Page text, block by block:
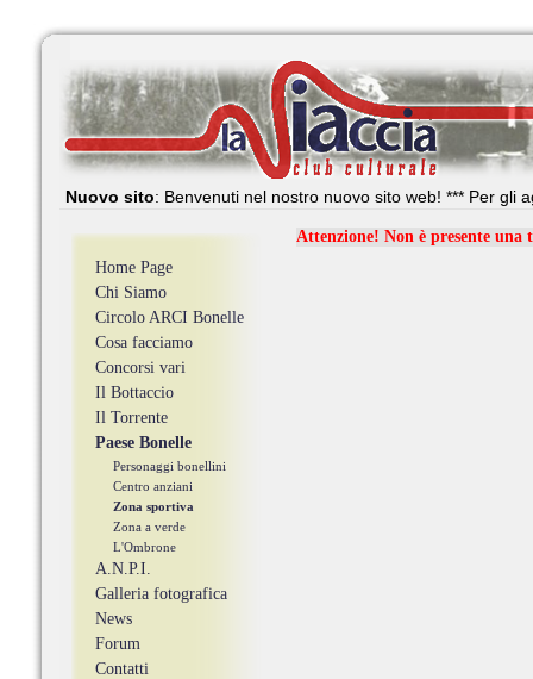
Nuovo sito: Benvenuti nel nostro nuovo sito web! *** Per gli
Home Page
Chi Siamo
Circolo ARCI Bonelle
Cosa facciamo
Concorsi vari
Il Bottaccio
Il Torrente
Paese Bonelle
Personaggi bonellini
Centro anziani
Zona sportiva
Zona a verde
L'Ombrone
A.N.P.I.
Galleria fotografica
News
Forum
Contatti
Attenzione! Non è presente una